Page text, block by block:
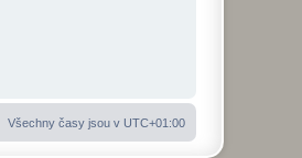
Všechny časy jsou v UTC+01:00